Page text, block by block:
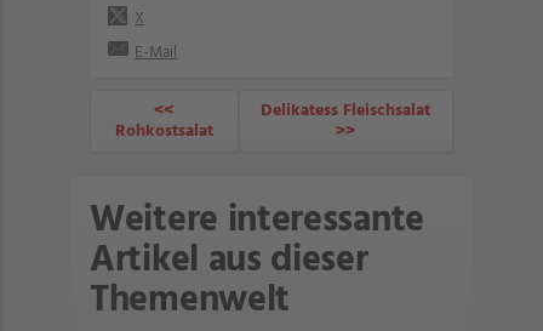
X
E-Mail
<<
Rohkostsalat
Delikatess Fleischsalat
>>
Weitere interessante
Artikel aus dieser
Themenwelt